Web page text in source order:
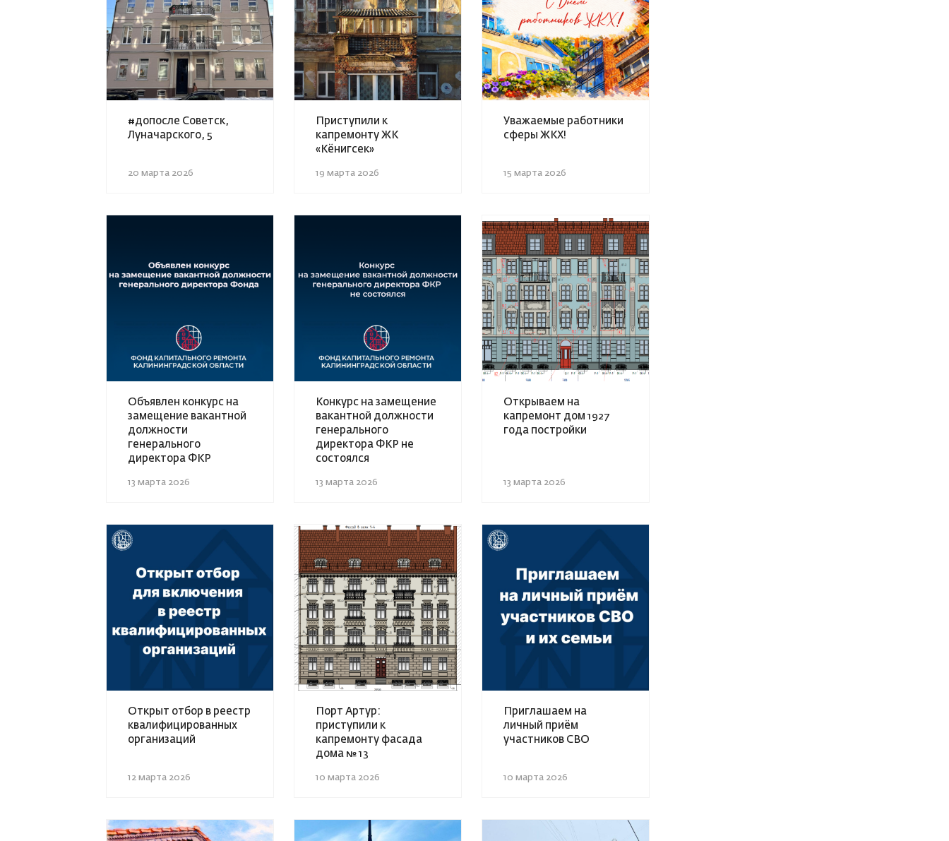
#допосле Советск,
Луначарского, 5
20 марта 2026
Приступили к
капремонту ЖК
«Кёнигсек»
19 марта 2026
Уважаемые работники
сферы ЖКХ!
15 марта 2026
Объявлен конкурс на
замещение вакантной
должности
генерального
директора ФКР
13 марта 2026
Конкурс на замещение
вакантной должности
генерального
директора ФКР не
состоялся
13 марта 2026
Открываем на
капремонт дом 1927
года постройки
13 марта 2026
Открыт отбор в реестр
квалифицированных
организаций
12 марта 2026
Порт Артур:
приступили к
капремонту фасада
дома № 13
10 марта 2026
Приглашаем на
личный приём
участников СВО
10 марта 2026